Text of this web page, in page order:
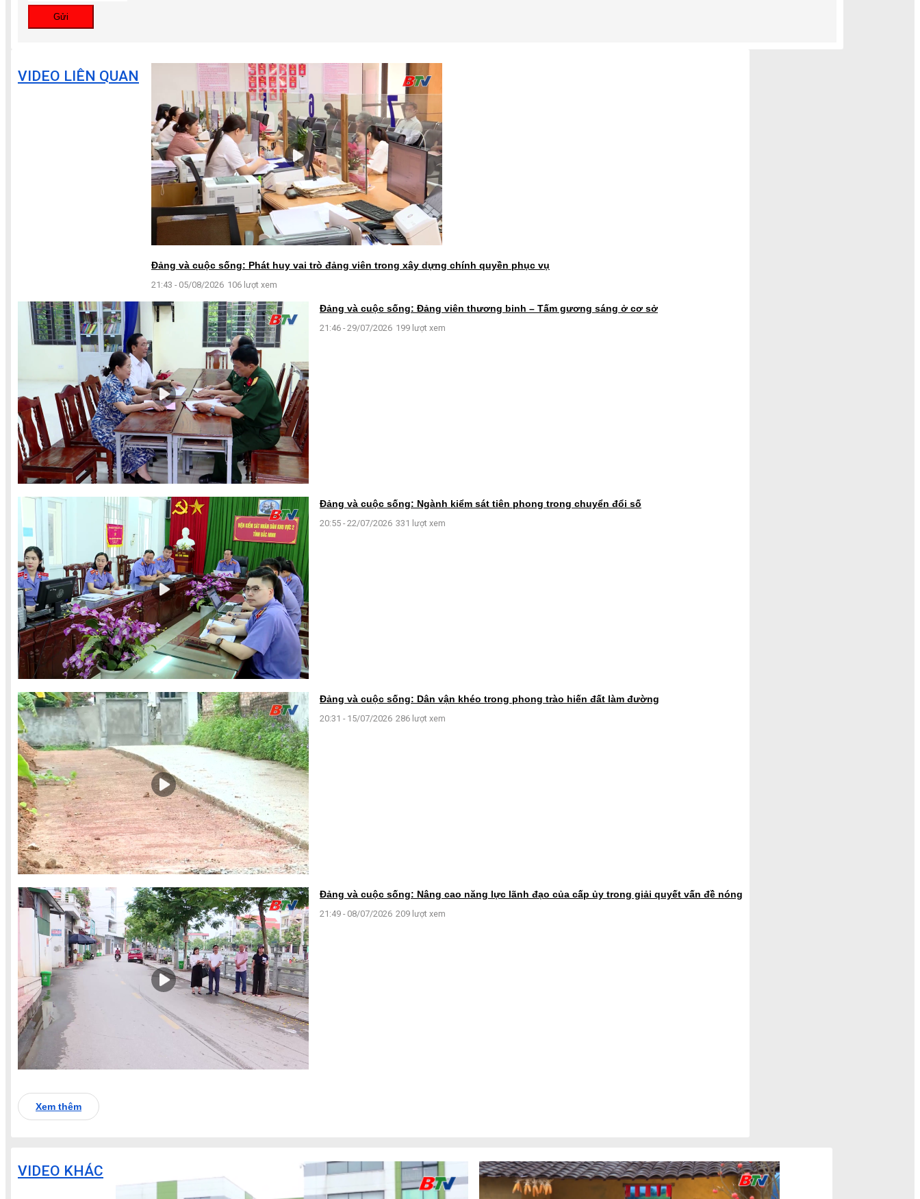
Gửi
VIDEO LIÊN QUAN
Đảng và cuộc sống: Phát huy vai trò đảng viên trong xây dựng chính quyền phục vụ
21:43 - 05/08/2026 106 lượt xem
Đảng và cuộc sống: Đảng viên thương binh – Tấm gương sáng ở cơ sở
21:46 - 29/07/2026 199 lượt xem
Đảng và cuộc sống: Ngành kiểm sát tiên phong trong chuyển đổi số
20:55 - 22/07/2026 331 lượt xem
Đảng và cuộc sống: Dân vận khéo trong phong trào hiến đất làm đường
20:31 - 15/07/2026 286 lượt xem
Đảng và cuộc sống: Nâng cao năng lực lãnh đạo của cấp ủy trong giải quyết vấn đề nóng
21:49 - 08/07/2026 209 lượt xem
Xem thêm
VIDEO KHÁC